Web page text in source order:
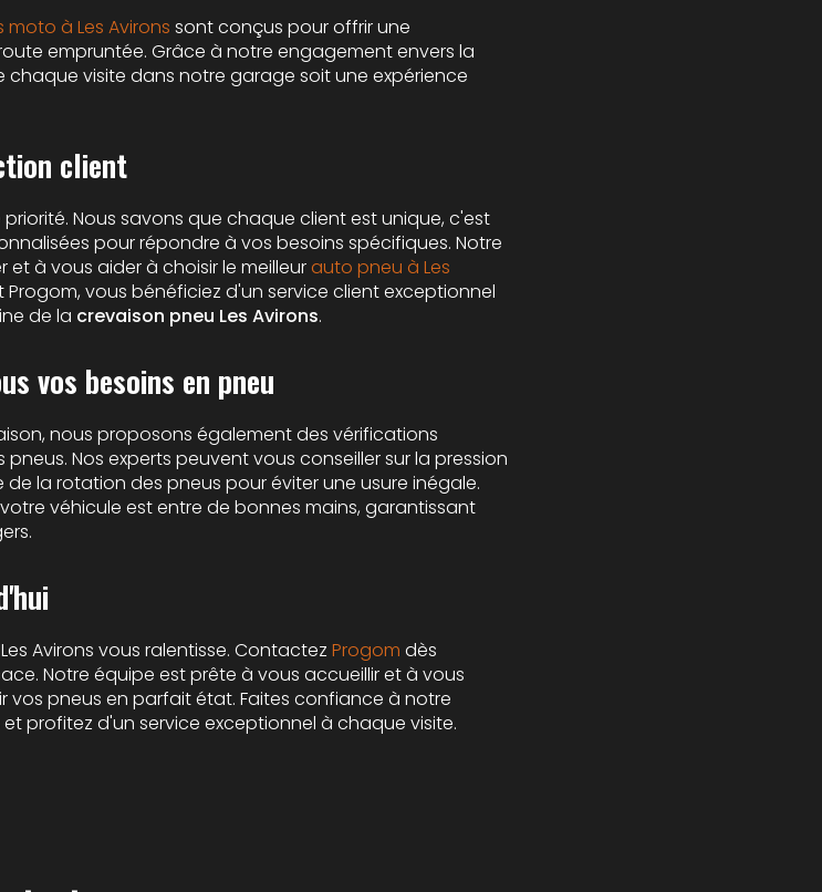
moto à Les Avirons sont conçus pour offrir une
empruntée. Grâce à notre engagement envers la
chaque visite dans notre garage soit une expérience
client
Nous savons que chaque client est unique, c'est
pour répondre à vos besoins spécifiques. Notre
à vous aider à choisir le meilleurauto pneu à Les
vous bénéficiez d'un service client exceptionnel
de la crevaison pneu Les Avirons.
vos besoins en pneu
nous proposons également des vérifications
Nos experts peuvent vous conseiller sur la pression
la rotation des pneus pour éviter une usure inégale.
véhicule est entre de bonnes mains, garantissant
Avirons vous ralentisse. Contactez Progom dès
Notre équipe est prête à vous accueillir et à vous
vos pneus en parfait état. Faites confiance à notre
profitez d'un service exceptionnel à chaque visite.